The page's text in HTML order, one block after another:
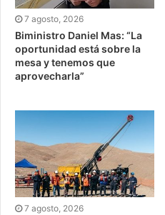
7 agosto, 2026
Biministro Daniel Mas: “La
oportunidad está sobre la
mesa y tenemos que
aprovecharla”
7 agosto, 2026